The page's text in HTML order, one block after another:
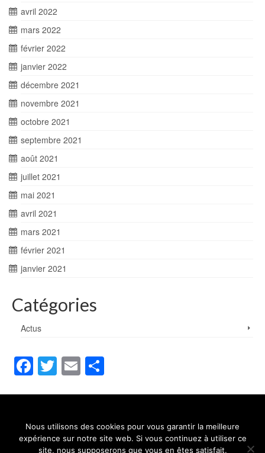
avril 2022
mars 2022
février 2022
janvier 2022
décembre 2021
novembre 2021
octobre 2021
septembre 2021
août 2021
juillet 2021
mai 2021
avril 2021
mars 2021
février 2021
janvier 2021
Catégories
Actus
Facebook
Twitter
Email
Contact Mentions légales
Conditions générales de vente
Politique de confidentialité
Nous utilisons des cookies pour vous garantir la meilleure
expérience sur notre site web. Si vous continuez à utiliser ce
site, nous supposerons que vous en êtes satisfait.